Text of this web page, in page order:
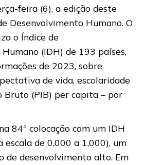
feira (6), a edição deste
Desenvolvimento Humano. O
o Índice de
(IDH) de 193 países,
de 2023, sobre
de vida, escolaridade
Bruto (PIB) per capita – por
84ª colocação com um IDH
escala de 0,000 a 1,000), um
de desenvolvimento alto. Em